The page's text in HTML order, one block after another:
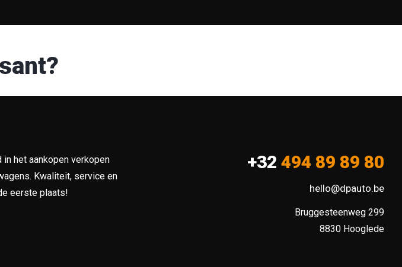
het aankopen verkopen
Kwaliteit, service en
eerste plaats!
+32 494 89 89 80
hello@dpauto.be
Bruggesteenweg 299
8830 Hooglede